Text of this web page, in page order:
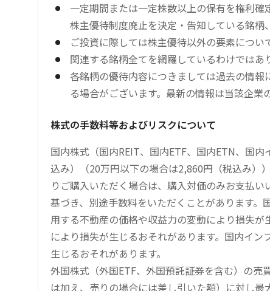
一定期間または一定株数以上の保有を権利
株主優待制度廃止を決定・告知している銘柄
ご投資に際しては株主優待以外の要素につい
関連する銘柄全てを網羅しているわけではあ
各銘柄の優待内容につきましては過去の情
る場合がございます。最新の情報は当該企業
株式の手数料等およびリスクについて
国内株式（国内REIT、国内ETF、国内ETN、国
込み）（20万円以下の場合は2,860円（税込み）
りご購入いただく場合は、購入対価のみお支払
基づき、別途手数料をいただくことがあります
用する不動産の価格や収益力の変動により損失
により損失が生じるおそれがあります。国内イ
生じるおそれがあります。
外国株式（外国ETF、外国預託証券を含む）の
は加え、売りの場合には差し引いた額）に対し